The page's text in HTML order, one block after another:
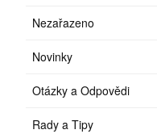
Nezařazeno
Novinky
Otázky a Odpovědi
Rady a Tipy